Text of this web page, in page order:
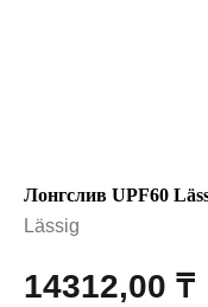
Лонгслив UPF60
Lässig
14312,00 ₸